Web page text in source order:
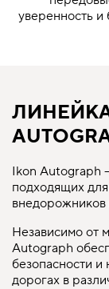
уверенность и
Ikon Autograph
подходящих
внедорожников
Независимо от
Autograph
безопасности
дорогах в